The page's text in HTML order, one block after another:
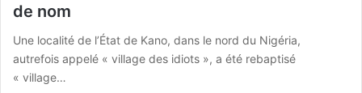
de nom
Une localité de l’État de Kano, dans le nord du Nigéria,
autrefois appelé « village des idiots », a été rebaptisé
« village…